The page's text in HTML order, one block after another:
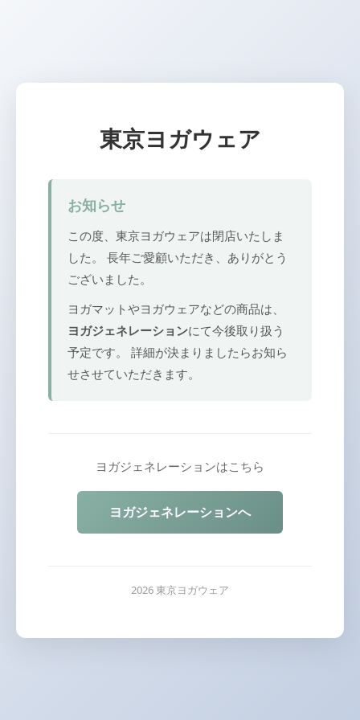
東京ヨガウェア
お知らせ
この度、東京ヨガウェアは閉店いたしま
した。 長年ご愛顧いただき、ありがとう
ございました。
ヨガマットやヨガウェアなどの商品は、
ヨガジェネレーションにて今後取り扱う
予定です。 詳細が決まりましたらお知ら
せさせていただきます。
ヨガジェネレーションはこちら
ヨガジェネレーションへ
2026 東京ヨガウェア